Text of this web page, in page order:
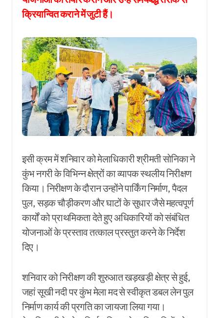
क्रियान्वित कराने में जुटी हैं।
इसी क्रम में शनिवार को मेलाधिकारी श्रीमती सोनिका ने
कुंभ नगरी के विभिन्न क्षेत्रों का व्यापक स्थलीय निरीक्षण
किया। निरीक्षण के दौरान उन्होंने पार्किंग निर्माण, पैदल
पुल, सड़क चौड़ीकरण और घाटों के सुधार जैसे महत्वपूर्ण
कार्यों को प्राथमिकता देते हुए अधिकारियों को संबंधित
योजनाओं के प्रस्ताव तत्काल प्रस्तुत करने के निर्देश
दिए।
शनिवार को निरीक्षण की शुरुआत खड़खड़ी क्षेत्र से हुई,
जहां सूखी नदी पर कुंभ मेला मद से स्वीकृत डबल लेन पुल
निर्माण कार्य की प्रगति का जायजा लिया गया।